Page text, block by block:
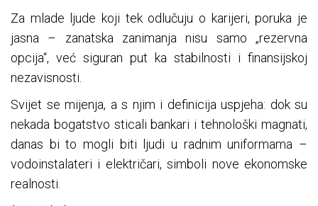
Za mlade ljude koji tek odlučuju o karijeri, poruka je
jasna – zanatska zanimanja nisu samo „rezervna
opcija“, već siguran put ka stabilnosti i finansijskoj
nezavisnosti.
Svijet se mijenja, a s njim i definicija uspjeha: dok su
nekada bogatstvo sticali bankari i tehnološki magnati,
danas bi to mogli biti ljudi u radnim uniformama –
vodoinstalateri i električari, simboli nove ekonomske
realnosti.